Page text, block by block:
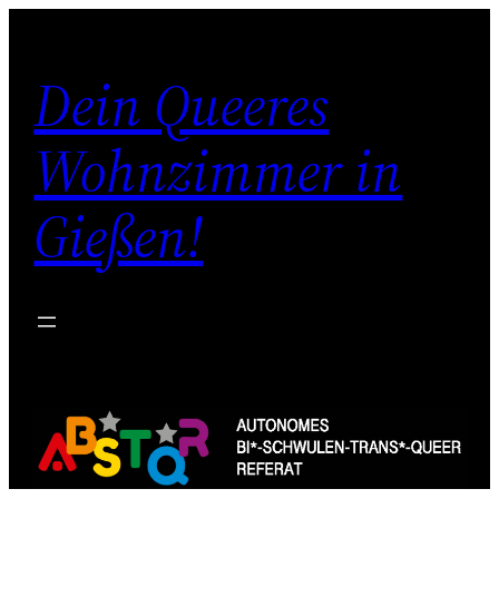
springen
Dein Queeres
Wohnzimmer in
Gießen!